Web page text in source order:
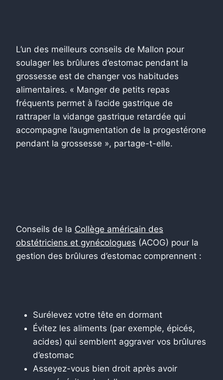
L’un des meilleurs conseils de Mallon pour
soulager les brûlures d’estomac pendant la
grossesse est de changer vos habitudes
alimentaires. « Manger de petits repas
fréquents permet à l’acide gastrique de
rattraper la vidange gastrique retardée qui
accompagne l’augmentation de la progestérone
pendant la grossesse », partage-t-elle.
Conseils de la Collège américain des
obstétriciens et gynécologues (ACOG) pour la
gestion des brûlures d’estomac comprennent :
Surélevez votre tête en dormant
Évitez les aliments (par exemple, épicés,
acides) qui semblent aggraver vos brûlures
d’estomac
Asseyez-vous bien droit après avoir